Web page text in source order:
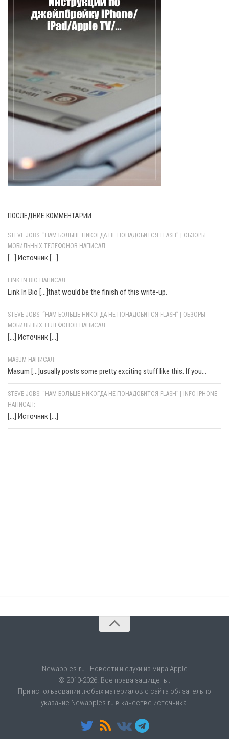
ПОСЛЕДНИЕ КОММЕНТАРИИ
STEVE JOBS: "НАМ БОЛЬШЕ НИКОГДА НЕ ПОНАДОБИТСЯ FLASH" | ОБЗОРЫ
МОБИЛЬНЫХ ТЕЛЕФОНОВ НАПИСАЛ:
[…] Источник […]
LINK IN BIO НАПИСАЛ:
Link In Bio [...]that would be the finish of this write-up.
STEVE JOBS: “НАМ БОЛЬШЕ НИКОГДА НЕ ПОНАДОБИТСЯ FLASH” | ОБЗОРЫ
МОБИЛЬНЫХ ТЕЛЕФОНОВ НАПИСАЛ:
[…] Источник […]
MASUM НАПИСАЛ:
Masum [...]usually posts some pretty exciting stuff like this. If you...
STEVE JOBS: “НАМ БОЛЬШЕ НИКОГДА НЕ ПОНАДОБИТСЯ FLASH” | INFO-IPHONE
НАПИСАЛ:
[…] Источник […]
Newapples.ru - Новости и слухи из мира Apple
© 2010-2026. Все права защищены.
При использовании любых материалов с сайта обязательно
указание Newapples.ru в качестве источника.